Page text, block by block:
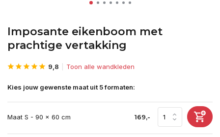
Imposante eikenboom met
prachtige vertakking
9,8 Toon alle wandkleden
Kies jouw gewenste maat uit 5 formaten:
Maat S - 90 x 60 cm 169,-